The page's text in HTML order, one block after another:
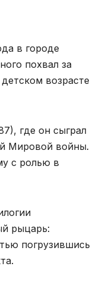
в городе
похвал за
возрасте
где он сыграл
Мировой войны.
с ролью в
рыцарь:
погрузившись